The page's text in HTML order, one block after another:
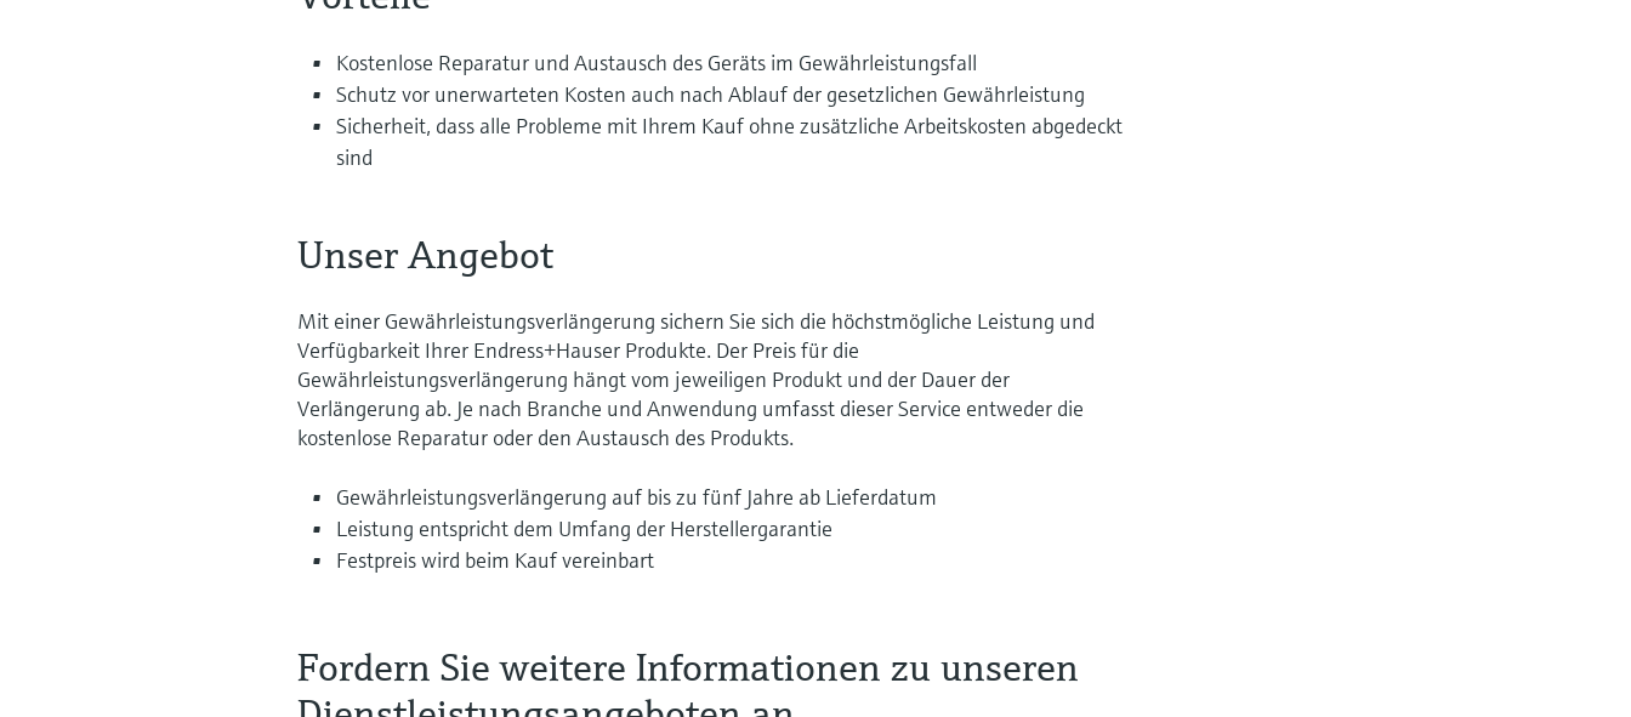
Kostenlose Reparatur und Austausch des Geräts im Gewährleistungsfall
Schutz vor unerwarteten Kosten auch nach Ablauf der gesetzlichen Gewährleistung
Sicherheit, dass alle Probleme mit Ihrem Kauf ohne zusätzliche Arbeitskosten abgedeckt
sind
Unser Angebot
Mit einer Gewährleistungsverlängerung sichern Sie sich die höchstmögliche Leistung und
Verfügbarkeit Ihrer Endress+Hauser Produkte. Der Preis für die
Gewährleistungsverlängerung hängt vom jeweiligen Produkt und der Dauer der
Verlängerung ab. Je nach Branche und Anwendung umfasst dieser Service entweder die
kostenlose Reparatur oder den Austausch des Produkts.
Gewährleistungsverlängerung auf bis zu fünf Jahre ab Lieferdatum
Leistung entspricht dem Umfang der Herstellergarantie
Festpreis wird beim Kauf vereinbart
Fordern Sie weitere Informationen zu unseren